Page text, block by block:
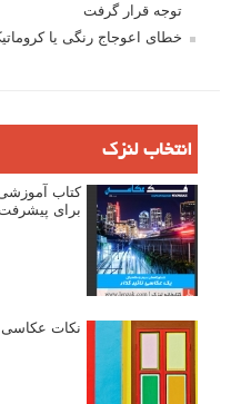
توجه قرار گرفت
خطای اعوجاج رنگی یا
انتخاب لنزک
کتاب
برای
نکات عکاسی